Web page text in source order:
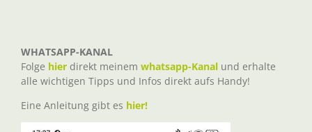
WHATSAPP-KANAL
Folge hier direkt meinem whatsapp-Kanal und erhalte
alle wichtigen Tipps und Infos direkt aufs Handy!
Eine Anleitung gibt es hier!